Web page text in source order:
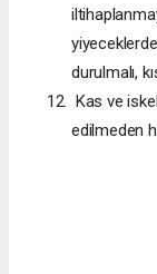
durulmalı,
Kas ve
edilmeden